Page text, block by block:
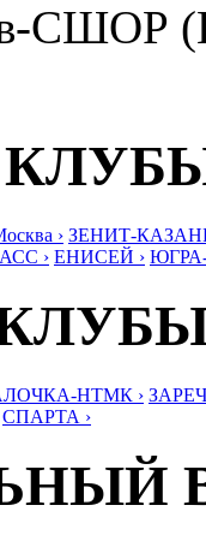
СШОР
› ЗЕНИТ-
› ЕНИСЕЙ ›
НТМК ›
СПАРТА ›